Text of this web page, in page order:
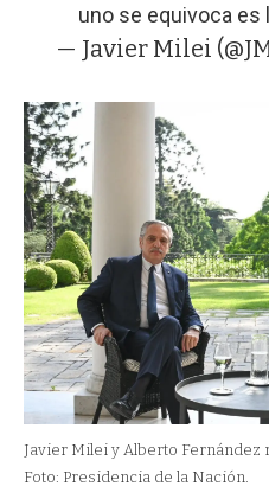
uno se equivoca es
— Javier Milei
Javier Milei y Alberto Fernández
Foto: Presidencia de la Nación.